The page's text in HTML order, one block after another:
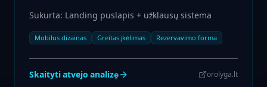
Sukurta: Landing puslapis + užklausų sistema
Mobilus dizainas Greitas įkėlimas Rezervavimo forma
Skaityti atvejo analizę orolyga.lt